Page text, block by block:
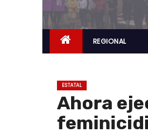
l
n
REGIONAL
ESTATAL
Ahora